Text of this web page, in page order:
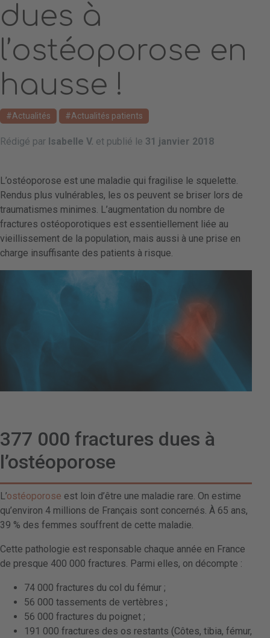
dues à
l’ostéoporose en
hausse !
Actualités Actualités patients
Rédigé par Isabelle V. et publié le 31 janvier 2018
L’ostéoporose est une maladie qui fragilise le squelette.
Rendus plus vulnérables, les os peuvent se briser lors de
traumatismes minimes. L’augmentation du nombre de
fractures ostéoporotiques est essentiellement liée au
vieillissement de la population, mais aussi à une prise en
charge insuffisante des patients à risque.
377 000 fractures dues à
l’ostéoporose
L’ostéoporose est loin d’être une maladie rare. On estime
qu’environ 4 millions de Français sont concernés. À 65 ans,
39 % des femmes souffrent de cette maladie.
Cette pathologie est responsable chaque année en France
de presque 400 000 fractures. Parmi elles, on décompte :
74 000 fractures du col du fémur ;
56 000 tassements de vertèbres ;
56 000 fractures du poignet ;
191 000 fractures des os restants (Côtes, tibia, fémur,